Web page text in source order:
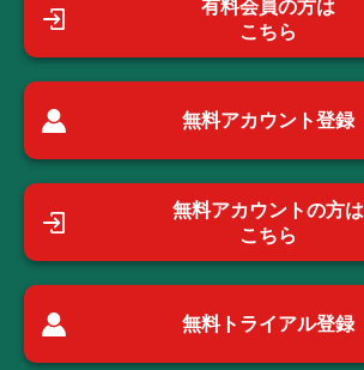
有料会員の方は
こちら
無料アカウント登録
無料アカウントの方は
こちら
無料トライアル登録